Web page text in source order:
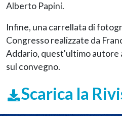
Alberto Papini.
Infine, una carrellata di
Congresso realizzate da
Addario, quest'ultimo autore
sul convegno.
Scarica la